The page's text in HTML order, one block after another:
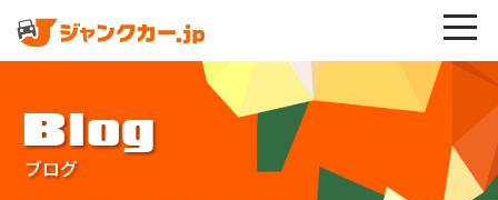
Blog
ブログ